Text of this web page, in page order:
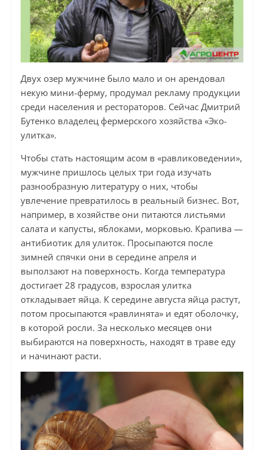
Двух озер мужчине было мало и он арендовал
некую мини-ферму, продумал рекламу продукции
среди населения и рестораторов. Сейчас Дмитрий
Бутенко владелец фермерского хозяйства «Эко-
улитка».
Чтобы стать настоящим асом в «равликоведении»,
мужчине пришлось целых три года изучать
разнообразную литературу о них, чтобы
увлечение превратилось в реальный бизнес. Вот,
например, в хозяйстве они питаются листьями
салата и капусты, яблоками, морковью. Крапива —
антибиотик для улиток. Просыпаются после
зимней спячки они в середине апреля и
выползают на поверхность. Когда температура
достигает 28 градусов, взрослая улитка
откладывает яйца. К середине августа яйца растут,
потом просыпаются «равлинята» и едят оболочку,
в которой росли. За несколько месяцев они
выбираются на поверхность, находят в траве еду
и начинают расти.